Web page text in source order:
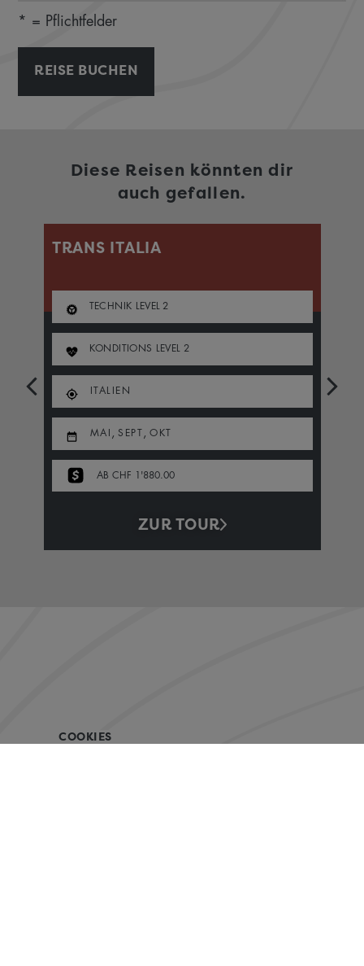
* = Pflichtfelder
REISE BUCHEN
Diese Reisen könnten dir
auch gefallen.
TRANS ITALIA
TECHNIK LEVEL 2
KONDITIONS LEVEL 2
ITALIEN
MAI , SEPT , OKT
AB CHF 1'880.00
ZUR TOUR
COOKIES